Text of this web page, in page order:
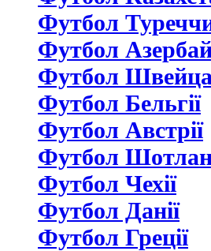
Футбол
Футбол
Футбол
Футбол Бельгії
Футбол Австрії
Футбол
Футбол Чехії
Футбол Данії
Футбол Греції